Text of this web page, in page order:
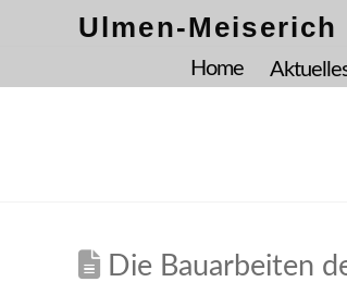
Ulmen-Meiserich
Home
Die Bauarbeiten